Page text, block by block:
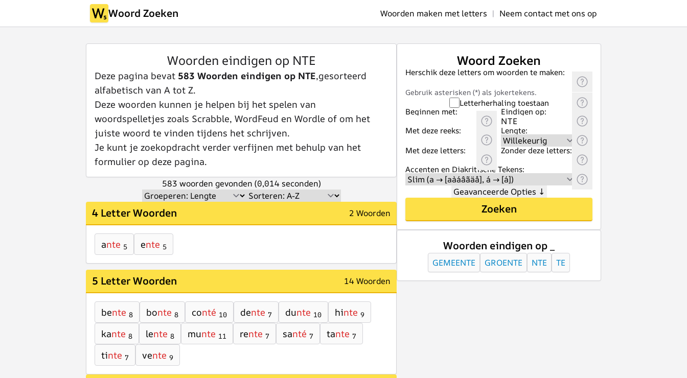
Woord Zoeken Woorden maken met letters | Neem contact met ons op
Woorden eindigen op NTE
Deze pagina bevat 583 Woorden eindigen op NTE,gesorteerd
alfabetisch van A tot Z.
Deze woorden kunnen je helpen bij het spelen van
woordspelletjes zoals Scrabble, WordFeud en Wordle of om het
juiste woord te vinden tijdens het schrijven.
Je kunt je zoekopdracht verder verfijnen met behulp van het
formulier op deze pagina.
583 woorden gevonden (0,014 seconden)
4 Letter Woorden 2 Woorden
ante 5 ente 5
5 Letter Woorden 14 Woorden
bente 8 bonte 8 conté 10 dente 7 dunte 10 hinte 9
kante 8 lente 8 munte 11 rente 7 santé 7 tante 7
tinte 7 vente 9
Woord Zoeken
Herschik deze letters om woorden te maken:
Gebruik asterisken (*) als jokertekens.
Letterherhaling toestaan
Beginnen met:
Eindigen op:
Met deze reeks:
Lengte:
Met deze letters:
Zonder deze letters:
Accenten en Diakritische Tekens:
Geavanceerde Opties ↓
Zoeken
Woorden eindigen op _
GEMEENTE GROENTE NTE TE